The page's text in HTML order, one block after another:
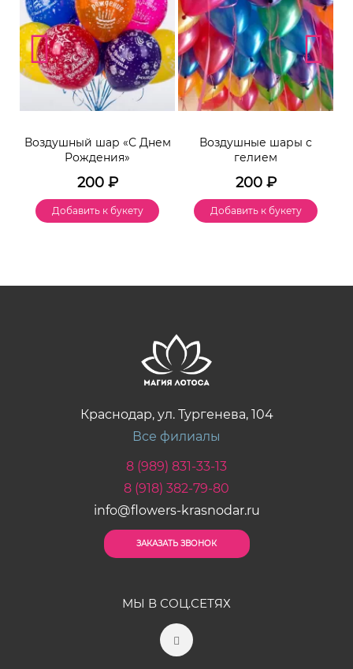
Воздушный шар «С Днем
Рождения»
200₽
Добавить к букету
Воздушные шары с
гелием
200₽
Добавить к букету
Краснодар, ул. Тургенева, 104
Все филиалы
8 (989) 831-33-13
8 (918) 382-79-80
info@flowers-krasnodar.ru
ЗАКАЗАТЬ ЗВОНОК
МЫ В СОЦ.СЕТЯХ